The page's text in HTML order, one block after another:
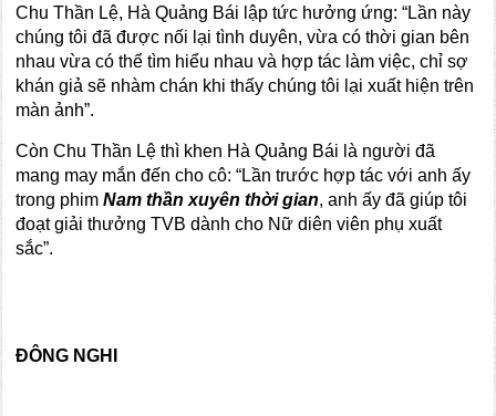
Chu Thần Lệ, Hà Quảng Bái lập tức hưởng ứng: “Lần này
chúng tôi đã được nối lại tình duyên, vừa có thời gian bên
nhau vừa có thể tìm hiểu nhau và hợp tác làm việc, chỉ sợ
khán giả sẽ nhàm chán khi thấy chúng tôi lại xuất hiện trên
màn ảnh”.
Còn Chu Thần Lệ thì khen Hà Quảng Bái là người đã
mang may mắn đến cho cô: “Lần trước hợp tác với anh ấy
trong phimNam thần xuyên thời gian, anh ấy đã giúp tôi
đoạt giải thưởng TVB dành cho Nữ diên viên phụ xuất
sắc”.
ĐÔNG NGHI